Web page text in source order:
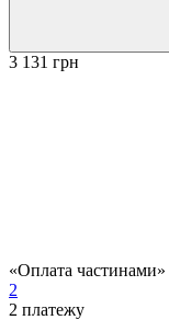
3 131 грн
«Оплата
2
2 платежу